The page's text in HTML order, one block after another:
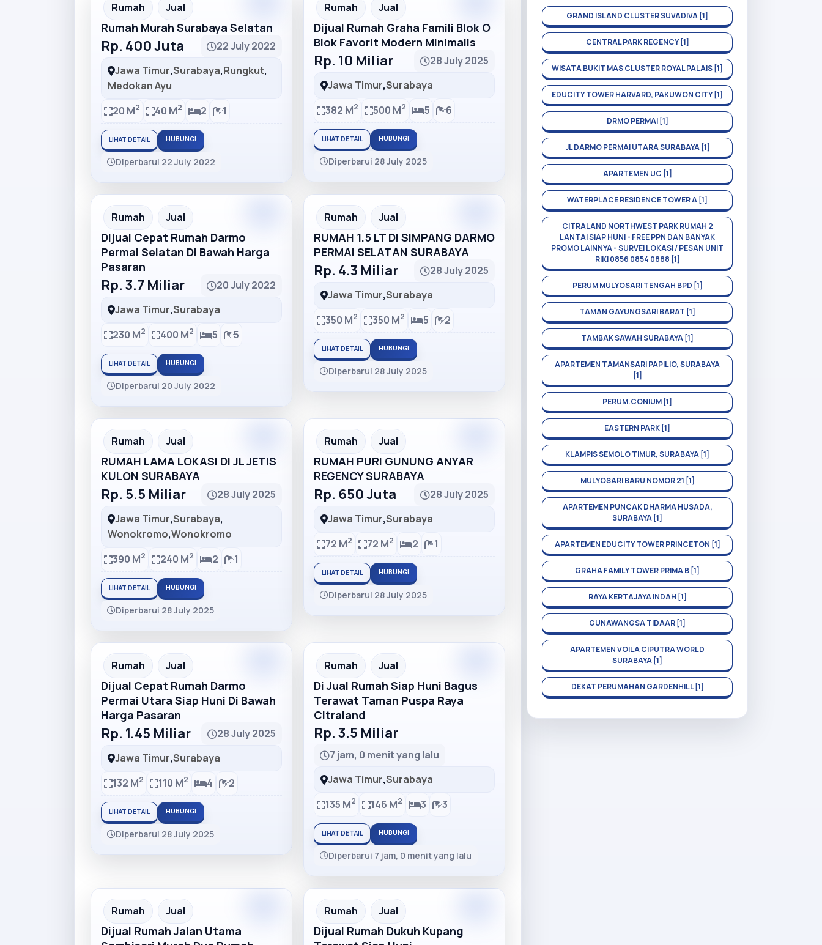
Rumah Jual
Rumah Murah Surabaya Selatan
Rp. 400 Juta
22 July 2022
Jawa Timur,Surabaya,Rungkut,
Medokan Ayu
20 M2 40 M2 2 1
LIHAT DETAIL HUBUNGI
Diperbarui 22 July 2022
Rumah Jual
Dijual Rumah Graha Famili Blok O
Blok Favorit Modern Minimalis
Rp. 10 Miliar
28 July 2025
Jawa Timur,Surabaya
382 M2 500 M2 5 6
LIHAT DETAIL HUBUNGI
Diperbarui 28 July 2025
Rumah Jual
Dijual Cepat Rumah Darmo
Permai Selatan Di Bawah Harga
Pasaran
Rp. 3.7 Miliar
20 July 2022
Jawa Timur,Surabaya
230 M2 400 M2 5 5
LIHAT DETAIL HUBUNGI
Diperbarui 20 July 2022
Rumah Jual
RUMAH 1.5 LT DI SIMPANG DARMO
PERMAI SELATAN SURABAYA
Rp. 4.3 Miliar
28 July 2025
Jawa Timur,Surabaya
350 M2 350 M2 5 2
LIHAT DETAIL HUBUNGI
Diperbarui 28 July 2025
Rumah Jual
RUMAH LAMA LOKASI DI JL JETIS
KULON SURABAYA
Rp. 5.5 Miliar
28 July 2025
Jawa Timur,Surabaya,
Wonokromo,Wonokromo
390 M2 240 M2 2 1
LIHAT DETAIL HUBUNGI
Diperbarui 28 July 2025
Rumah Jual
RUMAH PURI GUNUNG ANYAR
REGENCY SURABAYA
Rp. 650 Juta
28 July 2025
Jawa Timur,Surabaya
72 M2 72 M2 2 1
LIHAT DETAIL HUBUNGI
Diperbarui 28 July 2025
Rumah Jual
Dijual Cepat Rumah Darmo
Permai Utara Siap Huni Di Bawah
Harga Pasaran
Rp. 1.45 Miliar
28 July 2025
Jawa Timur,Surabaya
132 M2 110 M2 4 2
LIHAT DETAIL HUBUNGI
Diperbarui 28 July 2025
Rumah Jual
Di Jual Rumah Siap Huni Bagus
Terawat Taman Puspa Raya
Citraland
Rp. 3.5 Miliar
7 jam, 0 menit yang lalu
Jawa Timur,Surabaya
135 M2 146 M2 3 3
LIHAT DETAIL HUBUNGI
Diperbarui 7 jam, 0 menit yang lalu
Rumah Jual
Dijual Rumah Jalan Utama
Rumah Jual
Dijual Rumah Dukuh Kupang
GRAND ISLAND CLUSTER SUVADIVA [1]
CENTRAL PARK REGENCY [1]
WISATA BUKIT MAS CLUSTER ROYAL PALAIS [1]
EDUCITY TOWER HARVARD, PAKUWON CITY [1]
DRMO PERMAI [1]
JL DARMO PERMAI UTARA SURABAYA [1]
APARTEMEN UC [1]
WATERPLACE RESIDENCE TOWER A [1]
CITRALAND NORTHWEST PARK RUMAH 2
LANTAI SIAP HUNI - FREE PPN DAN BANYAK
PROMO LAINNYA - SURVEI LOKASI / PESAN UNIT
RIKI 0856 0854 0888 [1]
PERUM MULYOSARI TENGAH BPD [1]
TAMAN GAYUNGSARI BARAT [1]
TAMBAK SAWAH SURABAYA [1]
APARTEMEN TAMANSARI PAPILIO, SURABAYA
[1]
PERUM.CONIUM [1]
EASTERN PARK [1]
KLAMPIS SEMOLO TIMUR, SURABAYA [1]
MULYOSARI BARU NOMOR 21 [1]
APARTEMEN PUNCAK DHARMA HUSADA,
SURABAYA [1]
APARTEMEN EDUCITY TOWER PRINCETON [1]
GRAHA FAMILY TOWER PRIMA B [1]
RAYA KERTAJAYA INDAH [1]
GUNAWANGSA TIDAAR [1]
APARTEMEN VOILA CIPUTRA WORLD
SURABAYA [1]
DEKAT PERUMAHAN GARDENHILL [1]